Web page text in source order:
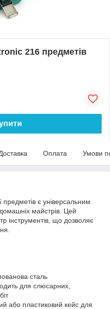
216 предметів
Оплата Умови
предметів є універсальним
майстрів. Цей
інструментів, що дозволяє
сталь
для слюсарних,
або пластиковий кейс для